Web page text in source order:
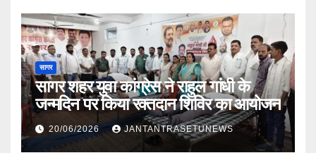
सागर
सागर शहर युवा कांग्रेस ने राहुल गांधी के
जन्मदिन पर किया रक्तदान शिविर का आयोजन
20/06/2026 JANTANTRASETUNEWS